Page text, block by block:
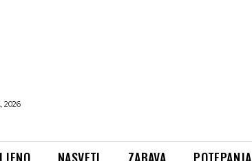
2026
NASVETI ZABAVA POTEPANJA